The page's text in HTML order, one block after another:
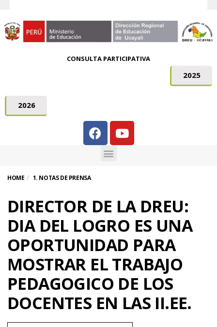
CONSULTA PARTICIPATIVA
2025
2026
HOME 1. NOTAS DE PRENSA
DIRECTOR DE LA DREU:
DIA DEL LOGRO ES UNA
OPORTUNIDAD PARA
MOSTRAR EL TRABAJO
PEDAGOGICO DE LOS
DOCENTES EN LAS II.EE.